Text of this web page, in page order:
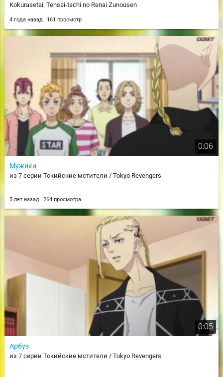
Kokurasetai: Tensai-tachi no Renai Zunousen
4 года назад 161 просмотр
0:06
Мужики
из 7 серии Токийские мстители / Tokyo Revengers
5 лет назад 264 просмотра
0:05
Арбуз
из 7 серии Токийские мстители / Tokyo Revengers